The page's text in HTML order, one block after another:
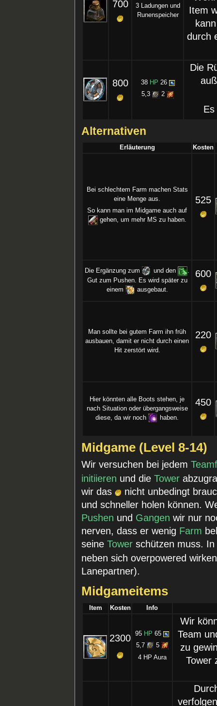
700
3 Ladungen und
Runenspeicher
Item
durch
800 38 HP 26
5,3
2
Die
Alternativen
Erläuterung Kosten
Bei schlechtem Farm machen Stats
eine Menge aus.
So kann man im Midgame auch auf
gehen, um mehr MS zu haben.
525
Die Ergänzung zum und den
.
Gut zum Pushen. Es wird später zu
einem
ausgebaut.
600
Man sollte bei gutem Farm ihn früh
ausbauen, damit er nicht durch einen
Hit zerstört wird.
220
Hier könnten alle Boots stehen, je
nach Situation oder übergangsweise
diese, da wir noch
haben.
450
Midgame (Level 8-14)
Wir versuchen bei jedem
initiieren und dieTower
wir das
nicht unbedingt
und schneller holen können.
Pushen und Gangen wir nur
nerven, dass er wenig Farm
seineTower schützen muss.
neben sich overpowered
Lanepartner).
Midgameitems
Item Kosten Info
2300 95 HP 65
5,7
5
4 HP Aura
Wir
Team
zu
Tower